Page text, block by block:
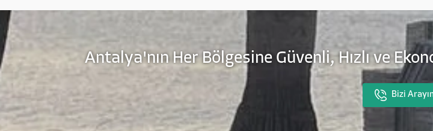
Antalya'nın Her Bölgesine Güvenli, Hızlı ve
Bizi